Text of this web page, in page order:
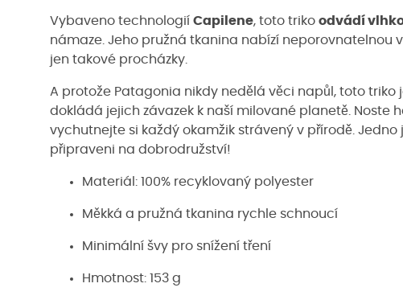
Vybaveno technologií Capilene, toto triko odvádí
námaze. Jeho pružná tkanina nabízí neporovnatelnou
jen takové procházky.
A protože Patagonia nikdy nedělá věci napůl, toto triko
dokládá jejich závazek k naší milované planetě. Noste
vychutnejte si každý okamžik strávený v přírodě.
připraveni na dobrodružství!
Materiál: 100% recyklovaný polyester
Měkká a pružná tkanina rychle schnoucí
Minimální švy pro snížení tření
Hmotnost: 153 g